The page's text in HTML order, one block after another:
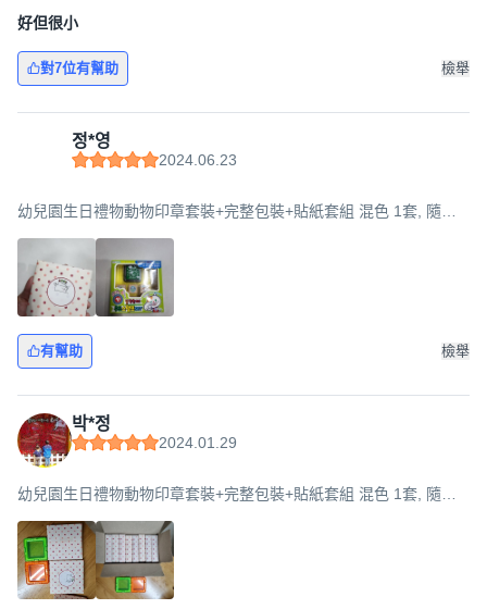
好但很小
對7位有幫助 檢舉
정*영
2024.06.23
幼兒園生日禮物動物印章套裝+完整包裝+貼紙套組 混色 1套, 隨機
有幫助 檢舉
박*정
2024.01.29
幼兒園生日禮物動物印章套裝+完整包裝+貼紙套組 混色 1套, 隨機